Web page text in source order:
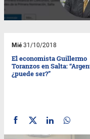
Mié31/10/2018
El economista Guillermo
Toranzos en Salta:
¿puede ser?”